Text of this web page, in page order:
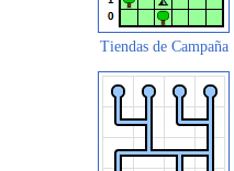
Tiendas de Campaña